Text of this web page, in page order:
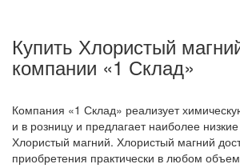
Купить Хлористый
компании «1 Склад»
Компания «1 Склад» реализует
и в розницу и предлагает наиболее
Хлористый магний. Хлористый магний
приобретения практически в любом